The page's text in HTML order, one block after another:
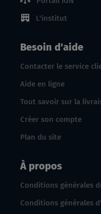
L'institut
Besoin d'aide
Contacter le service
Aide en ligne
Tout savoir sur la
Créer son compte
Plan du site
À propos
Conditions générales
Conditions générales